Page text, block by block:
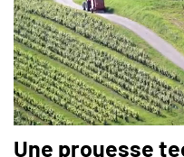
Une prouesse